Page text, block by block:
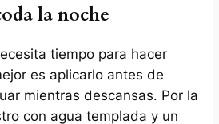
la noche
tiempo para hacer
es aplicarlo antes de
mientras descansas. Por la
con agua templada y un